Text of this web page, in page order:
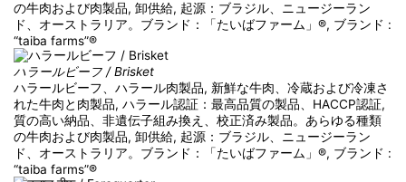
の牛肉および肉製品, 卸供給, 起源：ブラジル、ニュージーラン
ド、オーストラリア。ブランド：「たいばファーム」®, ブランド :
“taiba farms”®
ハラールビーフ / Brisket
ハラールビーフ、ハラール肉製品, 新鮮な牛肉、冷蔵および冷凍さ
れた牛肉と肉製品, ハラール認証：最高品質の製品、HACCP認証,
質の高い納品、非遺伝子組み換え、校正済み製品。あらゆる種類
の牛肉および肉製品, 卸供給, 起源：ブラジル、ニュージーラン
ド、オーストラリア。ブランド：「たいばファーム」®, ブランド :
“taiba farms”®